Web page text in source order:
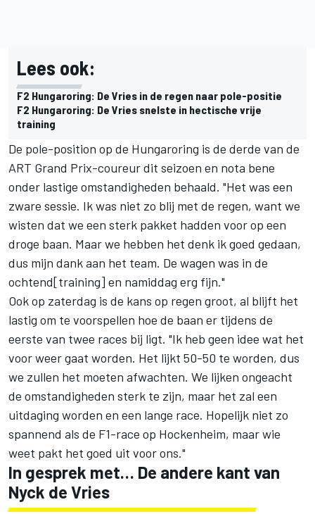
Lees ook:
F2 Hungaroring: De Vries in de regen naar pole-positie
F2 Hungaroring: De Vries snelste in hectische vrije
training
De pole-position op de Hungaroring is de derde van de
ART Grand Prix-coureur dit seizoen en nota bene
onder lastige omstandigheden behaald. "Het was een
zware sessie. Ik was niet zo blij met de regen, want we
wisten dat we een sterk pakket hadden voor op een
droge baan. Maar we hebben het denk ik goed gedaan,
dus mijn dank aan het team. De wagen was in de
ochtend[training] en namiddag erg fijn."
Ook op zaterdag is de kans op regen groot, al blijft het
lastig om te voorspellen hoe de baan er tijdens de
eerste van twee races bij ligt. "Ik heb geen idee wat het
voor weer gaat worden. Het lijkt 50-50 te worden, dus
we zullen het moeten afwachten. We lijken ongeacht
de omstandigheden sterk te zijn, maar het zal een
uitdaging worden en een lange race. Hopelijk niet zo
spannend als de F1-race op Hockenheim, maar wie
weet pakt het goed uit voor ons."
In gesprek met… De andere kant van
Nyck de Vries